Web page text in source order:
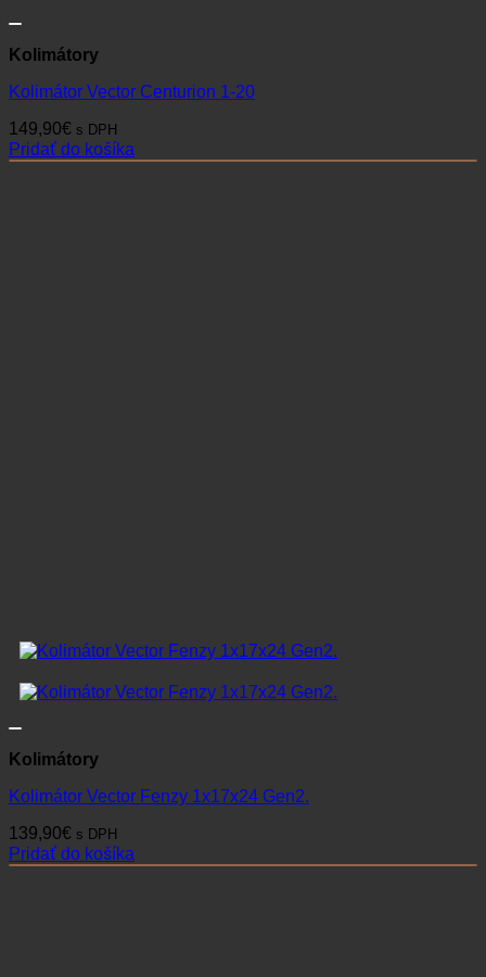
Kolimátory
Kolimátor Vector Centurion 1-20
149,90€ s DPH
Pridať do košíka
Kolimátory
Kolimátor Vector Fenzy 1x17x24 Gen2.
139,90€ s DPH
Pridať do košíka